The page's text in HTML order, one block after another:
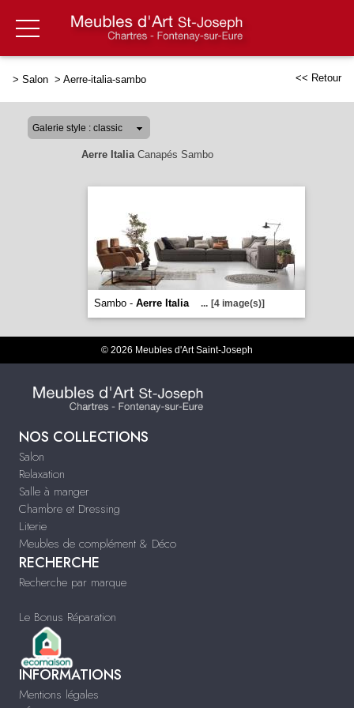
> Salon > Aerre-italia-sambo << Retour
Aerre ItaliaCanapés Sambo
Sambo - Aerre Italia ... [4 image(s)]
© 2026 Meubles d'Art Saint-Joseph
NOS COLLECTIONS
Salon
Relaxation
Salle à manger
Chambre et Dressing
Literie
Meubles de complément & Déco
RECHERCHE
Recherche par marque
Le Bonus Réparation
INFORMATIONS
Mentions légales